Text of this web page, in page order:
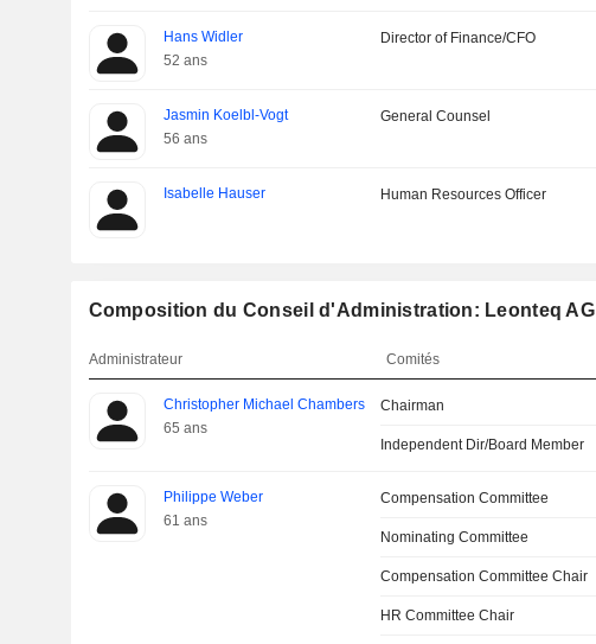
Hans Widler
52 ans
Director of Finance/CFO
Jasmin Koelbl-Vogt
56 ans
General Counsel
Isabelle Hauser Human Resources Officer
Composition du Conseil d'Administration: Leonteq AG
Administrateur Comités
Christopher Michael Chambers
65 ans
Chairman
Independent Dir/Board Member
Philippe Weber
61 ans
Compensation Committee
Nominating Committee
Compensation Committee Chair
HR Committee Chair